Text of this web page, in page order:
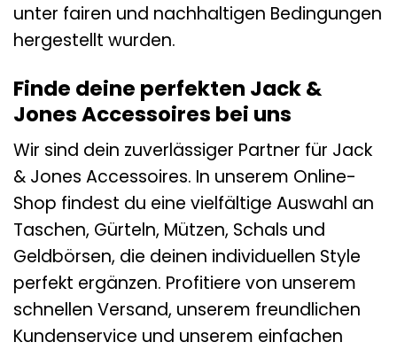
unter fairen und nachhaltigen Bedingungen
hergestellt wurden.
Finde deine perfekten Jack &
Jones Accessoires bei uns
Wir sind dein zuverlässiger Partner für Jack
& Jones Accessoires. In unserem Online-
Shop findest du eine vielfältige Auswahl an
Taschen, Gürteln, Mützen, Schals und
Geldbörsen, die deinen individuellen Style
perfekt ergänzen. Profitiere von unserem
schnellen Versand, unserem freundlichen
Kundenservice und unserem einfachen